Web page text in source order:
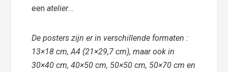
eenatelier…
De posters zijn er in verschillende formaten :
13×18 cm, A4 (21×29,7 cm), maar ook in
30×40 cm, 40×50 cm, 50×50 cm, 50×70 cm en